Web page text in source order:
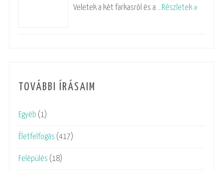
Veletek a két farkasról és a …Részletek »
TOVÁBBI ÍRÁSAIM
Egyéb (1)
Életfelfogás (417)
Felépülés (18)